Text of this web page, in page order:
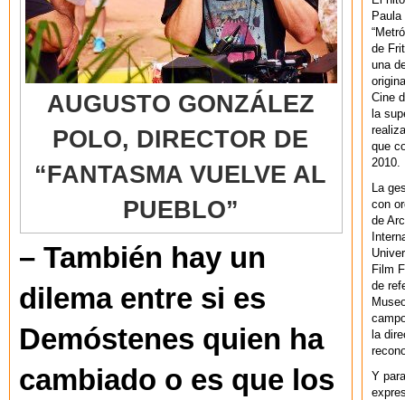
AUGUSTO GONZÁLEZ
POLO, DIRECTOR DE
“FANTASMA VUELVE AL
PUEBLO”
– También hay un
dilema entre si es
Demóstenes quien ha
cambiado o es que los
de
una
Cine
la
que
2010.
La
con
de
Film
de
la
Y